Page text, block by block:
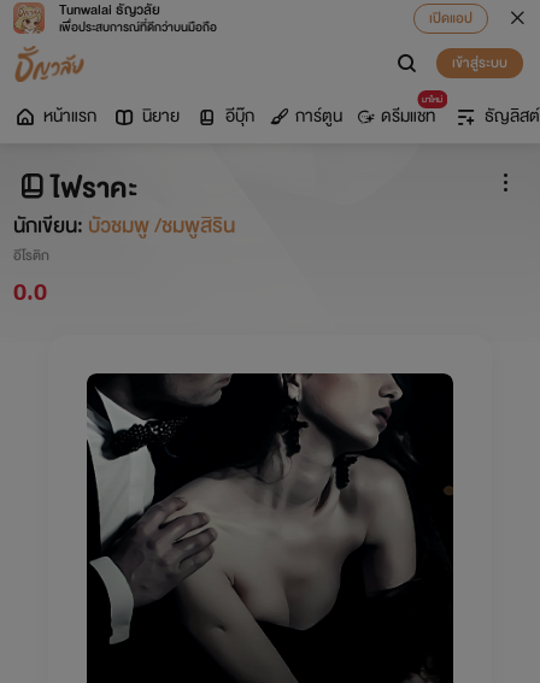
Tunwalai ธัญวลัย
เพื่อประสบการณ์ที่ดีกว่าบนมือถือ
เปิดแอป
เข้าสู่ระบบ
หน้าแรก นิยาย อีบุ๊ก การ์ตูน
มาใหม่
ดรีมแชท ธัญลิสต์
ไฟราคะ
นักเขียน: บัวชมพู /ชมพูสิริน
อีโรติก
0.0